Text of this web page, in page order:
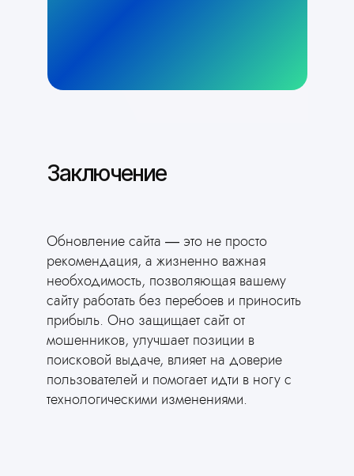
Забудьте о кодинге
ИИ сделает сайт за
3 минуты
Заключение
Обновление сайта — это не просто
рекомендация, а жизненно важная
необходимость, позволяющая вашему
сайту работать без перебоев и приносить
прибыль. Оно защищает сайт от
мошенников, улучшает позиции в
поисковой выдаче, влияет на доверие
пользователей и помогает идти в ногу с
технологическими изменениями.